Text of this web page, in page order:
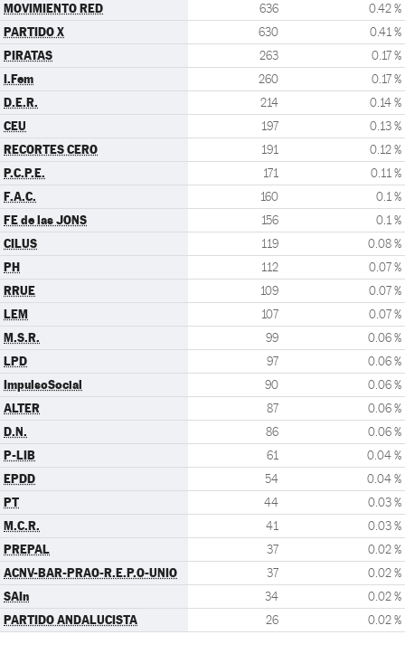
MOVIMIENTO RED 636 0.42 %
PARTIDO X 630 0.41 %
PIRATAS 263 0.17 %
I.Fem 260 0.17 %
D.E.R. 214 0.14 %
CEU 197 0.13 %
RECORTES CERO 191 0.12 %
P.C.P.E. 171 0.11 %
F.A.C. 160 0.1 %
FE de las JONS 156 0.1 %
CILUS 119 0.08 %
PH 112 0.07 %
RRUE 109 0.07 %
LEM 107 0.07 %
M.S.R. 99 0.06 %
LPD 97 0.06 %
ImpulsoSocial 90 0.06 %
ALTER 87 0.06 %
D.N. 86 0.06 %
P-LIB 61 0.04 %
EPDD 54 0.04 %
PT 44 0.03 %
M.C.R. 41 0.03 %
PREPAL 37 0.02 %
ACNV-BAR-PRAO-R.E.P.O-UNIO 37 0.02 %
SAIn 34 0.02 %
PARTIDO ANDALUCISTA 26 0.02 %